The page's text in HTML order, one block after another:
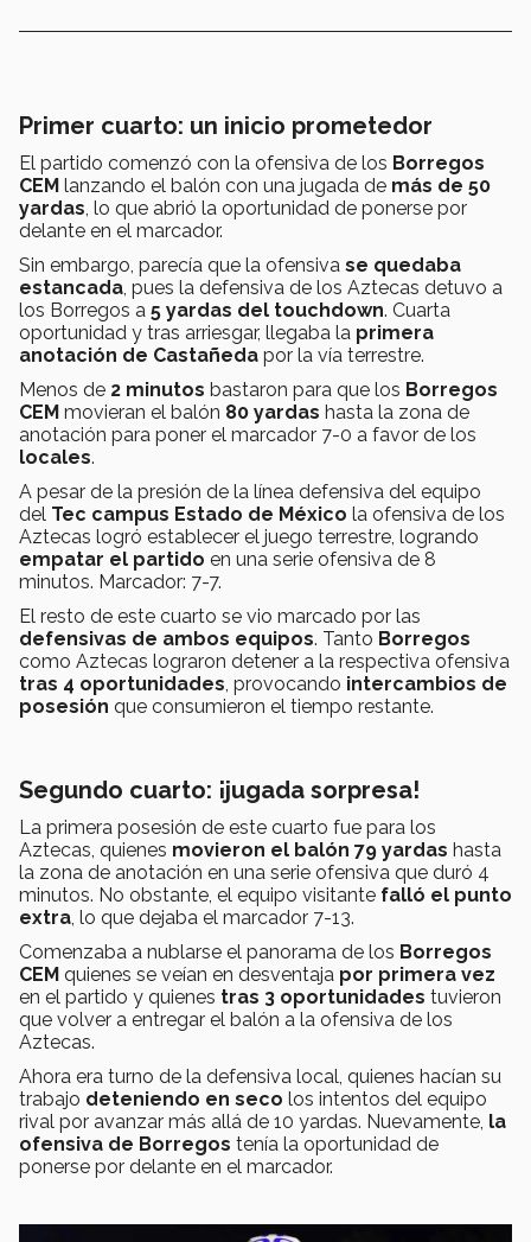
Primer cuarto: un inicio prometedor
El partido comenzó con la ofensiva de los Borregos
CEM lanzando el balón con una jugada de más de 50
yardas, lo que abrió la oportunidad de ponerse por
delante en el marcador.
Sin embargo, parecía que la ofensiva se quedaba
estancada, pues la defensiva de los Aztecas detuvo a
los Borregos a 5 yardas del touchdown. Cuarta
oportunidad y tras arriesgar, llegaba la primera
anotación de Castañeda por la vía terrestre.
Menos de 2 minutos bastaron para que los Borregos
CEM movieran el balón 80 yardas hasta la zona de
anotación para poner el marcador 7-0 a favor de los
locales.
A pesar de la presión de la línea defensiva del equipo
del Tec campus Estado de México la ofensiva de los
Aztecas logró establecer el juego terrestre, logrando
empatar el partido en una serie ofensiva de 8
minutos. Marcador: 7-7.
El resto de este cuarto se vio marcado por las
defensivas de ambos equipos. Tanto Borregos
como Aztecas lograron detener a la respectiva ofensiva
tras 4 oportunidades, provocando intercambios de
posesión que consumieron el tiempo restante.
Segundo cuarto: ¡jugada sorpresa!
La primera posesión de este cuarto fue para los
Aztecas, quienes movieron el balón 79 yardas hasta
la zona de anotación en una serie ofensiva que duró 4
minutos. No obstante, el equipo visitante falló el punto
extra, lo que dejaba el marcador 7-13.
Comenzaba a nublarse el panorama de los Borregos
CEM quienes se veían en desventaja por primera vez
en el partido y quienes tras 3 oportunidades tuvieron
que volver a entregar el balón a la ofensiva de los
Aztecas.
Ahora era turno de la defensiva local, quienes hacían su
trabajo deteniendo en seco los intentos del equipo
rival por avanzar más allá de 10 yardas. Nuevamente, la
ofensiva de Borregos tenía la oportunidad de
ponerse por delante en el marcador.